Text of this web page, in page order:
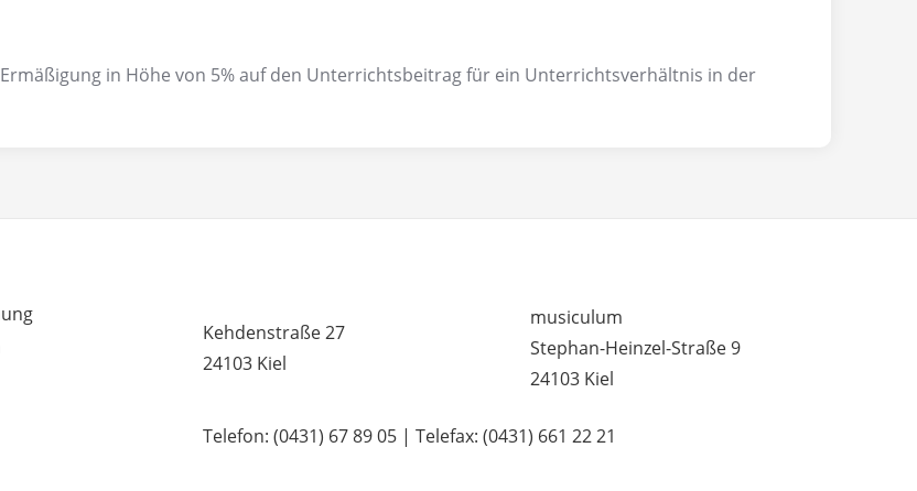
in Höhe von 5% auf den Unterrichtsbeitrag für ein Unterrichtsverhältnis in der
Kehdenstraße 27
24103 Kiel
musiculum
Stephan-Heinzel-Straße 9
24103 Kiel
Telefon: (0431) 67 89 05 | Telefax: (0431) 661 22 21